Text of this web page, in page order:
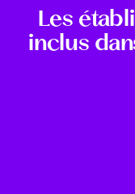
Les
inclus